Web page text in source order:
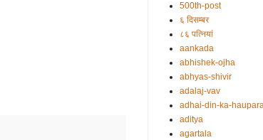
500th-post
६ दिसम्बर
८६ पत्नियां
aankada
abhishek-ojha
abhyas-shivir
adalaj-vav
adhai-din-ka-
aditya
agartala